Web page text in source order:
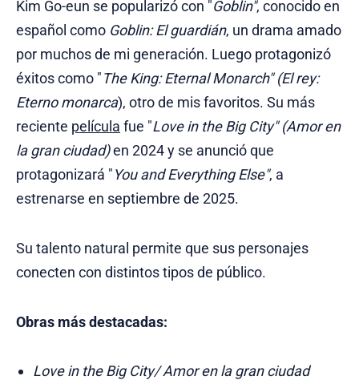
Kim Go-eun se popularizó con "Goblin", conocido en
español como Goblin: El guardián, un drama amado
por muchos de mi generación. Luego protagonizó
éxitos como "The King: Eternal Monarch" (El rey:
Eterno monarca), otro de mis favoritos. Su más
reciente película fue "Love in the Big City" (Amor en
la gran ciudad)en 2024 y se anunció que
protagonizará "You and Everything Else", a
estrenarse en septiembre de 2025.
Su talento natural permite que sus personajes
conecten con distintos tipos de público.
Obras más destacadas:
Love in the Big City/ Amor en la gran ciudad